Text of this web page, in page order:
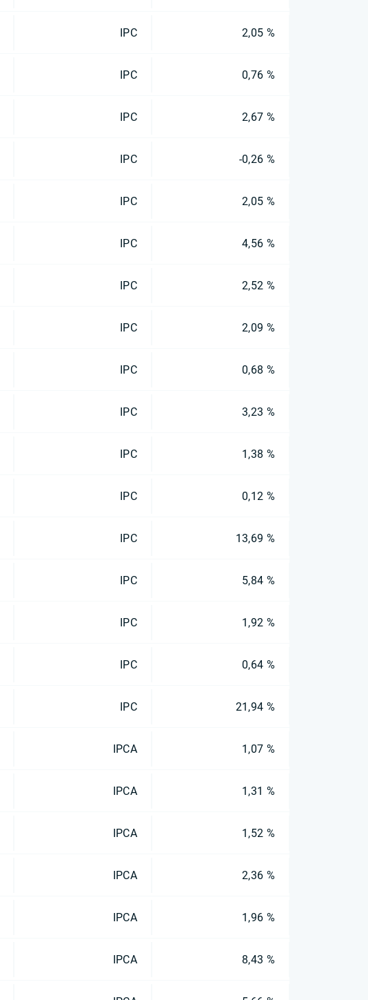
IPC 2,05 %
IPC 0,76 %
IPC 2,67 %
IPC -0,26 %
IPC 2,05 %
IPC 4,56 %
IPC 2,52 %
IPC 2,09 %
IPC 0,68 %
IPC 3,23 %
IPC 1,38 %
IPC 0,12 %
IPC 13,69 %
IPC 5,84 %
IPC 1,92 %
IPC 0,64 %
IPC 21,94 %
IPCA 1,07 %
IPCA 1,31 %
IPCA 1,52 %
IPCA 2,36 %
IPCA 1,96 %
IPCA 8,43 %